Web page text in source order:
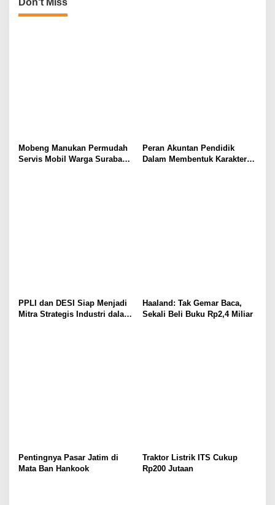
Mobeng Manukan Permudah
Servis Mobil Warga Surabaya
Peran Akuntan Pendidik
Dalam Membentuk Karakter
PPLI dan DESI Siap Menjadi
Mitra Strategis Industri dalam
Haaland: Tak Gemar Baca,
Sekali Beli Buku Rp2,4 Miliar
Pentingnya Pasar Jatim di
Mata Ban Hankook
Traktor Listrik ITS Cukup
Rp200 Jutaan